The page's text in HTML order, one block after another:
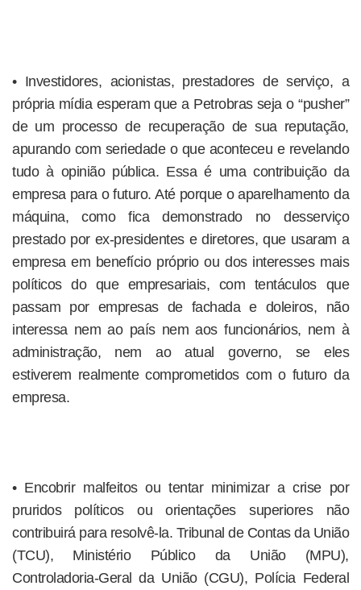
• Investidores, acionistas, prestadores de serviço, a
própria mídia esperam que a Petrobras seja o “pusher”
de um processo de recuperação de sua reputação,
apurando com seriedade o que aconteceu e revelando
tudo à opinião pública. Essa é uma contribuição da
empresa para o futuro. Até porque o aparelhamento da
máquina, como fica demonstrado no desserviço
prestado por ex-presidentes e diretores, que usaram a
empresa em benefício próprio ou dos interesses mais
políticos do que empresariais, com tentáculos que
passam por empresas de fachada e doleiros, não
interessa nem ao país nem aos funcionários, nem à
administração, nem ao atual governo, se eles
estiverem realmente comprometidos com o futuro da
empresa.
• Encobrir malfeitos ou tentar minimizar a crise por
pruridos políticos ou orientações superiores não
contribuirá para resolvê-la. Tribunal de Contas da União
(TCU), Ministério Público da União (MPU),
Controladoria-Geral da União (CGU), Polícia Federal